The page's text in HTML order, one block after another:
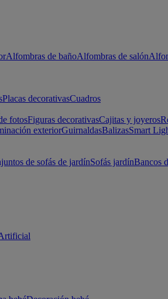
Alfombras de bañoAlfombras de salón
Placas decorativasCuadros
fotosFiguras decorativasCajitas y joyeros
exteriorGuirnaldasBalizasSmart
de sofás de jardínSofás jardínBancos